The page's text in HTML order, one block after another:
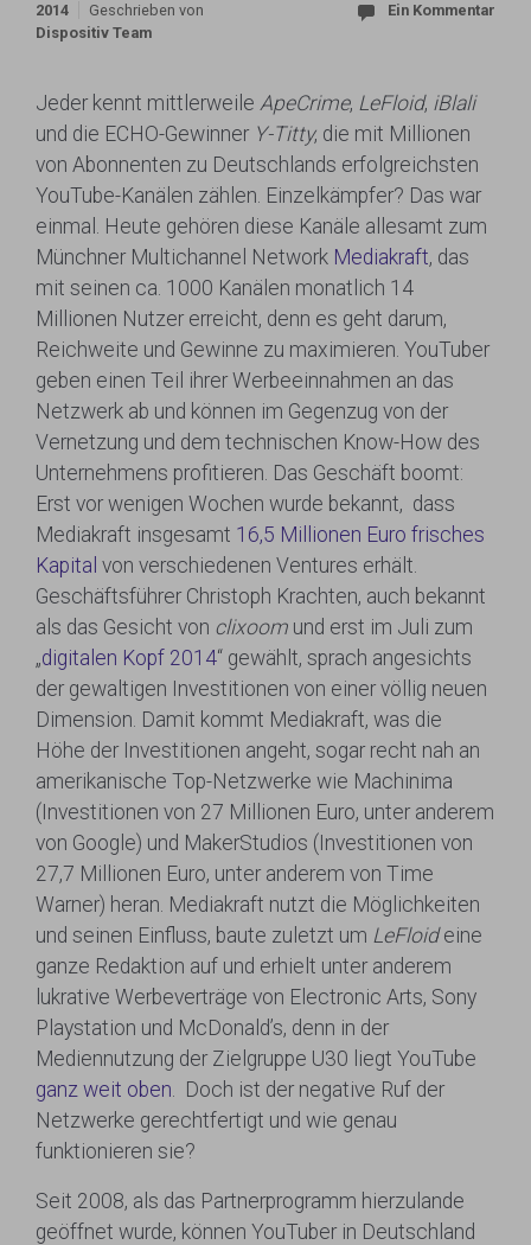
2014
Geschrieben von
Dispositiv Team
Ein Kommentar
Jeder kennt mittlerweile ApeCrime, LeFloid, iBlali
und die ECHO-Gewinner Y-Titty, die mit Millionen
von Abonnenten zu Deutschlands erfolgreichsten
YouTube-Kanälen zählen. Einzelkämpfer? Das war
einmal. Heute gehören diese Kanäle allesamt zum
Münchner Multichannel Network Mediakraft, das
mit seinen ca. 1000 Kanälen monatlich 14
Millionen Nutzer erreicht, denn es geht darum,
Reichweite und Gewinne zu maximieren. YouTuber
geben einen Teil ihrer Werbeeinnahmen an das
Netzwerk ab und können im Gegenzug von der
Vernetzung und dem technischen Know-How des
Unternehmens profitieren. Das Geschäft boomt:
Erst vor wenigen Wochen wurde bekannt, dass
Mediakraft insgesamt 16,5 Millionen Euro frisches
Kapital von verschiedenen Ventures erhält.
Geschäftsführer Christoph Krachten, auch bekannt
als das Gesicht von clixoom und erst im Juli zum
„digitalen Kopf 2014“ gewählt, sprach angesichts
der gewaltigen Investitionen von einer völlig neuen
Dimension. Damit kommt Mediakraft, was die
Höhe der Investitionen angeht, sogar recht nah an
amerikanische Top-Netzwerke wie Machinima
(Investitionen von 27 Millionen Euro, unter anderem
von Google) und MakerStudios (Investitionen von
27,7 Millionen Euro, unter anderem von Time
Warner) heran. Mediakraft nutzt die Möglichkeiten
und seinen Einfluss, baute zuletzt um LeFloideine
ganze Redaktion auf und erhielt unter anderem
lukrative Werbeverträge von Electronic Arts, Sony
Playstation und McDonald’s, denn in der
Mediennutzung der Zielgruppe U30 liegt YouTube
ganz weit oben. Doch ist der negative Ruf der
Netzwerke gerechtfertigt und wie genau
funktionieren sie?
Seit 2008, als das Partnerprogramm hierzulande
geöffnet wurde, können YouTuber in Deutschland